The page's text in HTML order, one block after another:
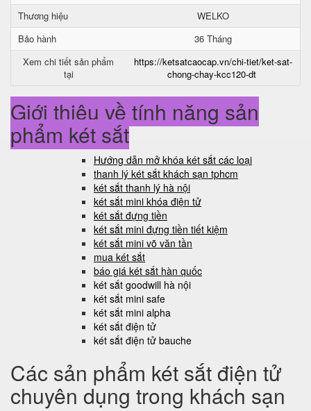
Thương hiệu
WELKO
Bảo hành
36 Tháng
Xem chi tiết sản phẩm
tại
https://ketsatcaocap.vn/chi-tiet/ket-sat-
chong-chay-kcc120-dt
Giới thiệu về tính năng sản
phẩm két sắt
Hướng dẫn mở khóa két sắt các loại
thanh lý két sắt khách sạn tphcm
két sắt thanh lý hà nội
két sắt mini khóa điện tử
két sắt đựng tiền
két sắt mini đựng tiền tiết kiệm
két sắt mini võ văn tần
mua két sắt
báo giá két sắt hàn quốc
két sắt goodwill hà nội
két sắt mini safe
két sắt mini alpha
két sắt điện tử
két sắt điện tử bauche
Các sản phẩm két sắt điện tử
chuyên dụng trong khách sạn